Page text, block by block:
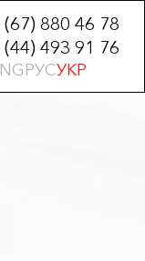
880 46 78
493 91 76
РУСУКР